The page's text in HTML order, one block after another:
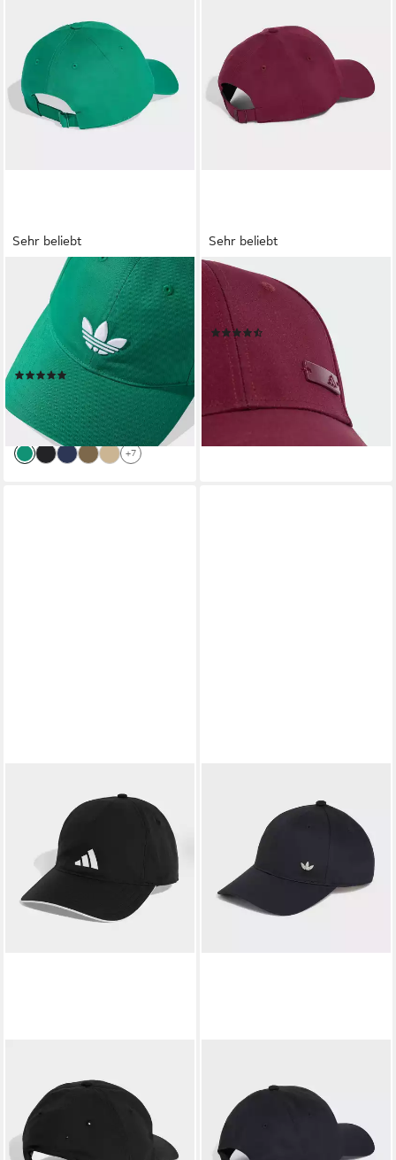
Sehr beliebt
ADIDAS ORIGINALS
Baseball Cap ADICOLOR
CLASSIC TREFOIL für
Erwachsene, sportlicher Stil,
aus Baumwolle
(92)
16,99 € UVP 20,00 €
-15%
lieferbar - in 1-2 Werktagen bei dir
+7
Sehr beliebt
ADIDAS PERFORMANCE
Baseball Cap BB CAP LT MET
für Erwachsene geeignet
(141)
15,99 €
-11%
lieferbar - in 1-2 Werktagen bei dir
+2